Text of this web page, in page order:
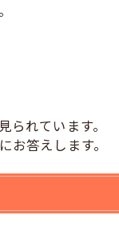
れています。
答えします。